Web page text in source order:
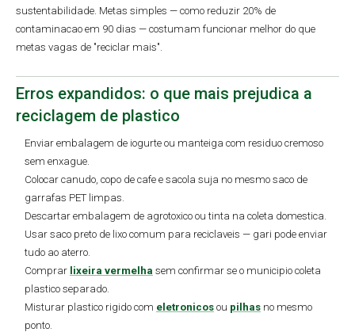
sustentabilidade. Metas simples — como reduzir 20% de
contaminacao em 90 dias — costumam funcionar melhor do que
metas vagas de "reciclar mais".
Erros expandidos: o que mais prejudica a
reciclagem de plastico
Enviar embalagem de iogurte ou manteiga com residuo cremoso
sem enxague.
Colocar canudo, copo de cafe e sacola suja no mesmo saco de
garrafas PET limpas.
Descartar embalagem de agrotoxico ou tinta na coleta domestica.
Usar saco preto de lixo comum para reciclaveis — gari pode enviar
tudo ao aterro.
Comprar lixeira vermelha sem confirmar se o municipio coleta
plastico separado.
Misturar plastico rigido com eletronicos ou pilhas no mesmo
ponto.